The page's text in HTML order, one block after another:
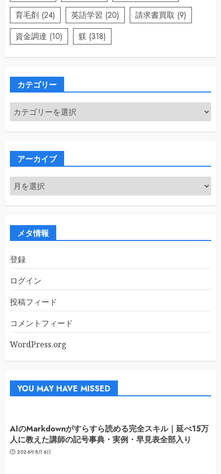
育毛剤 (24) 英語学習 (20) 請求書買取 (9)
資金調達 (10) 躾 (318)
カテゴリー
カ
テ
ゴ
アーカイブ
ア
ー
カ
メタ情報
登録
ログイン
投稿フィード
コメントフィード
WordPress.org
YOU MAY HAVE MISSED
AIのMarkdownがすらすら読める完全スキル｜延べ15万
人に教えた講師の記号事典・実例・早見表全部入り
2026年8月6日